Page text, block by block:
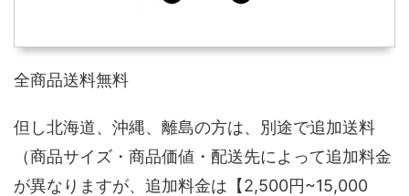
全商品送料無料
但し北海道、沖縄、離島の方は、別途で追加送料
（商品サイズ・商品価値・配送先によって追加料金
が異なりますが、追加料金は【2,500円~15,000